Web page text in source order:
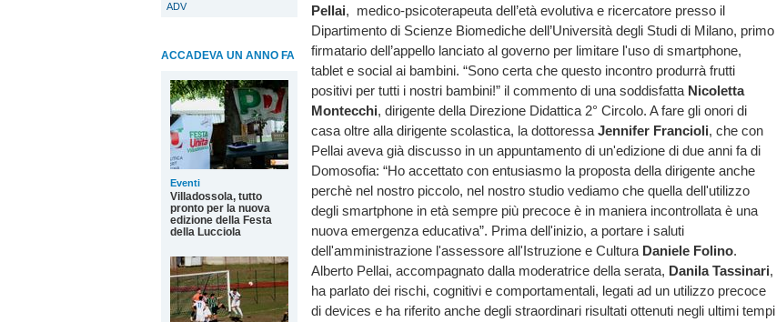
ADV
ACCADEVA UN ANNO FA
Eventi
Villadossola, tutto
pronto per la nuova
edizione della Festa
della Lucciola
Pellai, medico-psicoterapeuta dell’età evolutiva e ricercatore presso il
Dipartimento di Scienze Biomediche dell’Università degli Studi di Milano, primo
firmatario dell’appello lanciato al governo per limitare l'uso di smartphone,
tablet e social ai bambini. “Sono certa che questo incontro produrrà frutti
positivi per tutti i nostri bambini!” il commento di una soddisfatta Nicoletta
Montecchi, dirigente della Direzione Didattica 2° Circolo. A fare gli onori di
casa oltre alla dirigente scolastica, la dottoressa Jennifer Francioli, che con
Pellai aveva già discusso in un appuntamento di un'edizione di due anni fa di
Domosofia: “Ho accettato con entusiasmo la proposta della dirigente anche
perchè nel nostro piccolo, nel nostro studio vediamo che quella dell'utilizzo
degli smartphone in età sempre più precoce è in maniera incontrollata è una
nuova emergenza educativa”. Prima dell'inizio, a portare i saluti
dell'amministrazione l'assessore all'Istruzione e Cultura Daniele Folino.
Alberto Pellai, accompagnato dalla moderatrice della serata, Danila Tassinari,
ha parlato dei rischi, cognitivi e comportamentali, legati ad un utilizzo precoce
di devices e ha riferito anche degli straordinari risultati ottenuti negli ultimi tempi